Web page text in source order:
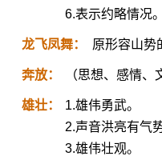
6.表示约略情况。
龙飞凤舞： 原形容山势
奔放： （思想、感情
雄壮：
1.雄伟勇武。
2.声音洪亮有气势
3.雄伟壮观。